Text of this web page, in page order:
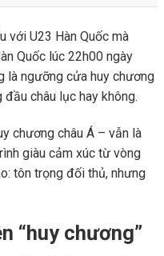
với U23 Hàn Quốc mà
Quốc lúc 22h00 ngày
là ngưỡng cửa huy chương
châu lục hay không.
chương châu Á – vẫn là
giàu cảm xúc từ vòng
tôn trọng đối thủ, nhưng
“huy chương”